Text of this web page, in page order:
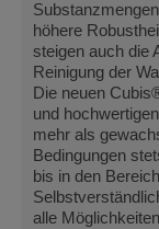
höhere
steigen auch die
Reinigung der
Die neuen
und
mehr als
Bedingungen
bis in den
alle